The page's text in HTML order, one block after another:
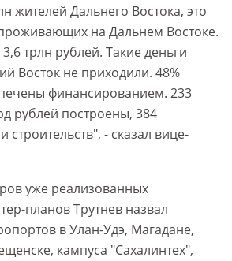
жителей Дальнего Востока, это
на Дальнем Востоке.
трлн рублей. Такие деньги
Восток не приходили. 48%
финансированием. 233
рублей построены, 384
строительств", - сказал вице-
уже реализованных
планов Трутнев назвал
в Улан-Удэ, Магадане,
кампуса "Сахалинтех",